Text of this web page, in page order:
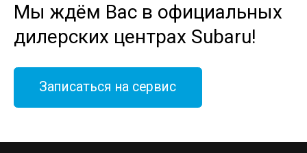
Мы ждём Вас в официальных
дилерских центрах Subaru!
Записаться на сервис